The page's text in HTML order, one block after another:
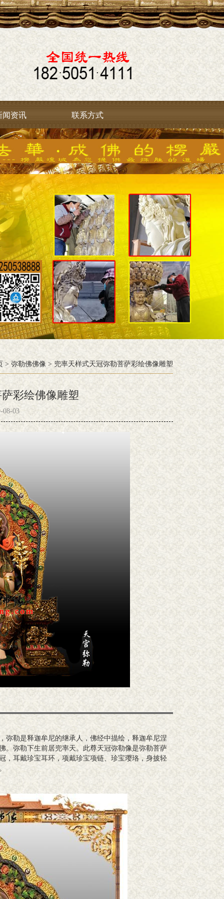
闻资讯 联系方式
> 弥勒佛佛像 > 兜率天样式天冠弥勒菩萨彩绘佛像雕塑
彩绘佛像雕塑
08-03
弥勒是释迦牟尼的继承人，佛经中描绘，释迦牟尼涅
。弥勒下生前居兜率天。此尊天冠弥勒像是弥勒菩萨
，耳戴珍宝耳环，项戴珍宝项链、珍宝璎珞，身披轻